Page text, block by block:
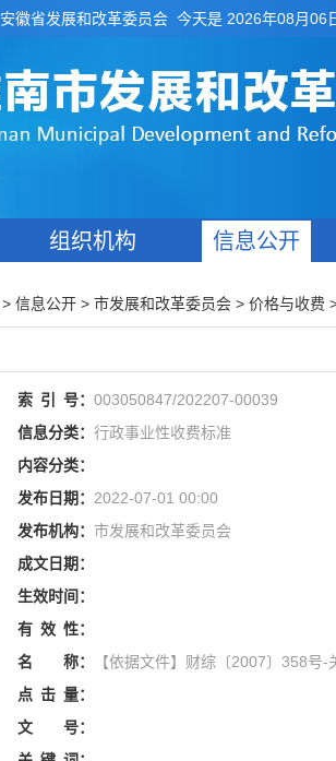
安徽省发展和改革委员会 今天是 2026年08月06
组织机构 信息公开
> 信息公开 > 市发展和改革委员会 > 价格与收费
索 引 号： 003050847/202207-00039
信息分类： 行政事业性收费标准
内容分类：
发布日期： 2022-07-01 00:00
发布机构： 市发展和改革委员会
成文日期：
生效时间：
有 效 性：
名
称：
【依据文件】财综〔2007〕358号
点 击 量：
文
号：